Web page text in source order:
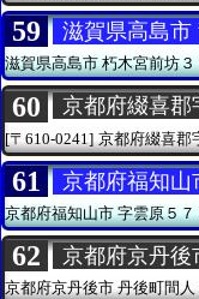
59 滋賀県高島市
滋賀県高島市朽木宮前坊３
60 京都府綴喜郡
[〒610-0241] 京都府綴喜郡
61 京都府福知山
京都府福知山市字雲原５７
62 京都府京丹後
京都府京丹後市丹後町間人